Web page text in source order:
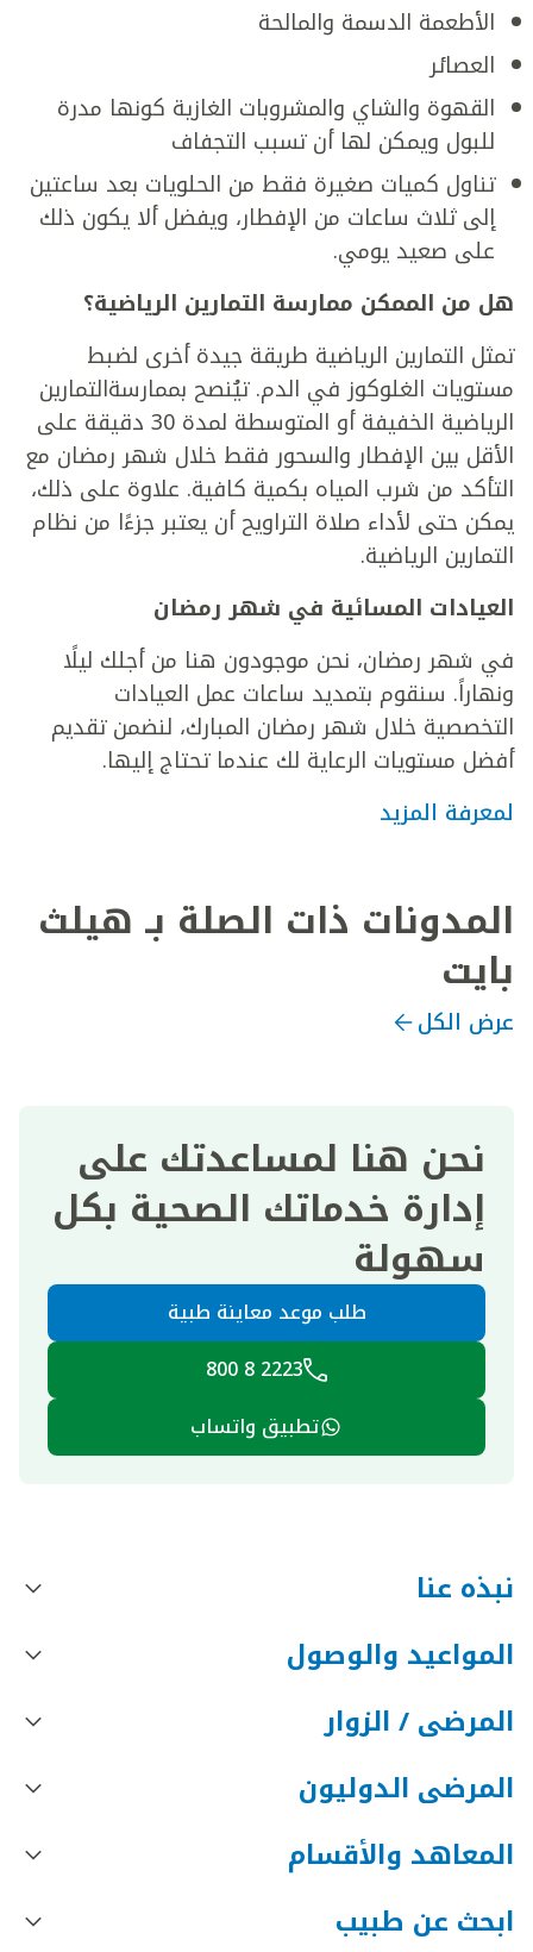
الأطعمة الدسمة والمالحة
العصائر
القهوة والشاي والمشروبات الغازية كونها مدرة
للبول ويمكن لها أن تسبب التجفاف
تناول كميات صغيرة فقط من الحلويات بعد ساعتين
إلى ثلاث ساعات من الإفطار، ويفضل ألا يكون ذلك
على صعيد يومي.
هل من الممكن ممارسة التمارين الرياضية؟
تمثل التمارين الرياضية طريقة جيدة أخرى لضبط
مستويات الغلوكوز في الدم. تيُنصح بممارسةالتمارين
الرياضية الخفيفة أو المتوسطة لمدة 30 دقيقة على
الأقل بين الإفطار والسحور فقط خلال شهر رمضان مع
التأكد من شرب المياه بكمية كافية. علاوة على ذلك،
يمكن حتى لأداء صلاة التراويح أن يعتبر جزءًا من نظام
التمارين الرياضية.
العيادات المسائية في شهر رمضان
في شهر رمضان، نحن موجودون هنا من أجلك ليلًا
ونهاراً. سنقوم بتمديد ساعات عمل العيادات
التخصصية خلال شهر رمضان المبارك، لنضمن تقديم
أفضل مستويات الرعاية لك عندما تحتاج إليها.
لمعرفة المزيد
المدونات ذات الصلة بـ هيلث
بايت
عرض الكل
نحن هنا لمساعدتك على
إدارة خدماتك الصحية بكل
سهولة
طلب موعد معاينة طبية
2223 8 800
تطبيق واتساب
نبذه عنا
المواعيد والوصول
المرضى / الزوار
المرضى الدوليون
المعاهد والأقسام
ابحث عن طبيب